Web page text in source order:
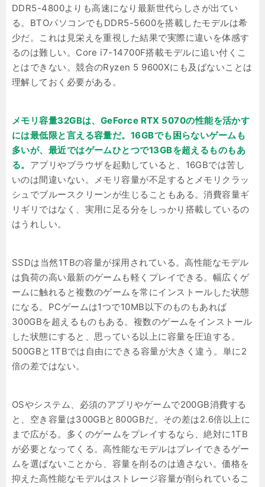
DDR5-4800よりも高速になり最新世代らしさが出てい
る。BTOパソコンでもDDR5-5600を搭載したモデルは希
少だ。これは見栄えを重視した結果で実際に違いを体感す
るのは難しい。Core i7-14700F搭載モデルに追い付くこ
とはできない。競合のRyzen 5 9600Xにも及ばないことは
理解しておく必要がある。
メモリ容量32GBは、GeForce RTX 5070の性能を活かす
には最低限と言える容量だ。16GBでも困らないゲームも
多いが、最近ではゲームひとつで13GBを超えるものもあ
る。 アプリやブラウザを起動していると、16GBでは苦し
いのは間違いない。メモリ容量が不足するとメモリクラッ
シュでブルースクリーンが生じることもある。消費容量ギ
リギリではなく、実用に足る分をしっかり搭載しているの
はうれしい。
SSDは当然1TBの容量が採用されている。高性能なモデル
は負荷の高い最新のゲームも軽くプレイできる。幅広くゲ
ームに触れると複数のゲームを常にインストールした状態
になる。PCゲームは1つで10MB以下のものもあれば
300GBを超えるものもある。複数のゲームをインストール
した状態にすると、思っている以上に容量を圧迫する。
500GBと1TBでは自由にできる容量が大きく違う。単に2
倍の差ではない。
OSやシステム、必須のアプリやゲームで200GB消費する
と、空き容量は300GBと800GBだ。その差は2.6倍以上に
まで広がる。多くのゲームをプレイするなら、絶対に1TB
が必要となってくる。高性能なモデルはプレイできるゲー
ムを選ばないことから、容量を削るのは適さない。価格を
抑えた高性能なモデルはストレージ容量が削られているこ